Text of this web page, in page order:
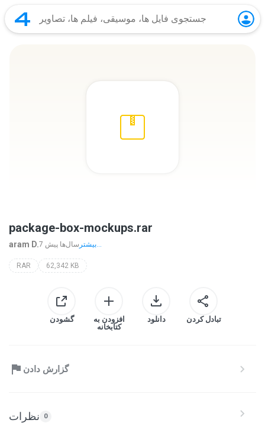
package-box-mockups.rar
aram D. 7 سال‌ها پیش بیشتر...
RAR 62,342 KB
گشودن
افزودن به
کتابخانه
دانلود تبادل کردن
گزارش دادن
نظرات 0